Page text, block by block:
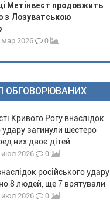
Метінвест продовжить
з Лозуватською
мар 2026 0
ОБГОВОРЮВАНИХ
Кривого Рогу внаслідок
удару загинули шестеро
них двоє дітей
июл 2026 0
російського удару
8 людей, ще 7 врятували
июл 2026 0